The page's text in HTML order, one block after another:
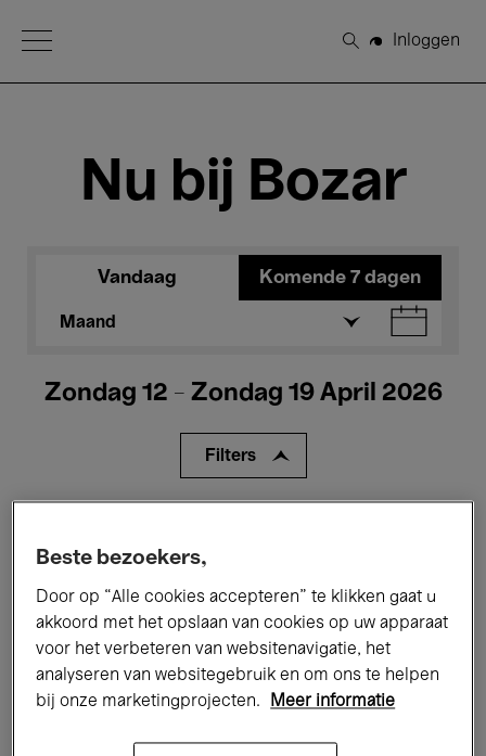
Open Menu
Zoeken
Inloggen
Nu bij Bozar
Vandaag Komende 7 dagen
Maand
Zondag 12 - Zondag 19 April 2026
Filters
Performances Lezingen & Debatten
Jazz Klassieke Muziek Global Music
Beste bezoekers,
Door op “Alle cookies accepteren” te klikken gaat u
akkoord met het opslaan van cookies op uw apparaat
voor het verbeteren van websitenavigatie, het
analyseren van websitegebruik en om ons te helpen
bij onze marketingprojecten.
Meer informatie